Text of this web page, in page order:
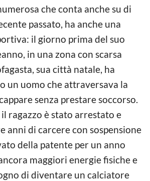
che conta anche su di
passato, ha anche una
il giorno prima del suo
in una zona con scarsa
sua città natale, ha
un uomo che attraversava la
senza prestare soccorso.
ragazzo è stato arrestato e
anni di carcere con sospensione
della patente per un anno
maggiori energie fisiche e
di diventare un calciatore